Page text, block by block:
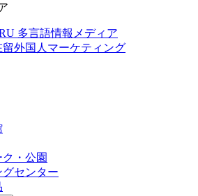
多言語情報メディア
留外国人マーケティング
・公園
グセンター